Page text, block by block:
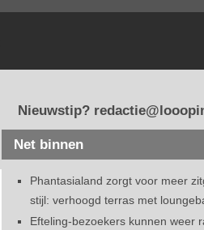
Nieuwstip?
Net binnen
Phantasialand zorgt voor meer
stijl: verhoogd terras met
Efteling-bezoekers kunnen weer